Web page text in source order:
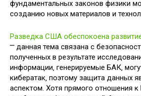
фундаментальных законов физики
созданию новых материалов и
Разведка США обеспокоена
⎻ данная тема связана с
полученных в результате
информации‚ генерируемые БАК‚
кибератак‚ поэтому защита данных
аспектом. Хотя прямого отношения к